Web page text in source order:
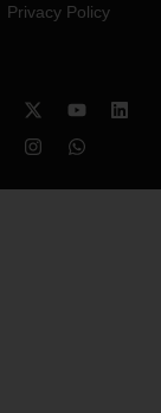
Privacy Policy